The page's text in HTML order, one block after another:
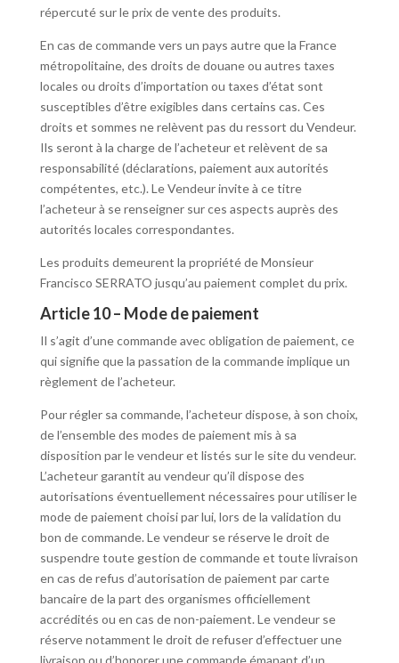
répercuté sur le prix de vente des produits.
En cas de commande vers un pays autre que la France
métropolitaine, des droits de douane ou autres taxes
locales ou droits d’importation ou taxes d’état sont
susceptibles d’être exigibles dans certains cas. Ces
droits et sommes ne relèvent pas du ressort du Vendeur.
Ils seront à la charge de l’acheteur et relèvent de sa
responsabilité (déclarations, paiement aux autorités
compétentes, etc.). Le Vendeur invite à ce titre
l’acheteur à se renseigner sur ces aspects auprès des
autorités locales correspondantes.
Les produits demeurent la propriété de Monsieur
Francisco SERRATO jusqu’au paiement complet du prix.
Article 10 – Mode de paiement
Il s’agit d’une commande avec obligation de paiement, ce
qui signifie que la passation de la commande implique un
règlement de l’acheteur.
Pour régler sa commande, l’acheteur dispose, à son choix,
de l’ensemble des modes de paiement mis à sa
disposition par le vendeur et listés sur le site du vendeur.
L’acheteur garantit au vendeur qu’il dispose des
autorisations éventuellement nécessaires pour utiliser le
mode de paiement choisi par lui, lors de la validation du
bon de commande. Le vendeur se réserve le droit de
suspendre toute gestion de commande et toute livraison
en cas de refus d’autorisation de paiement par carte
bancaire de la part des organismes officiellement
accrédités ou en cas de non-paiement. Le vendeur se
réserve notamment le droit de refuser d’effectuer une
livraison ou d’honorer une commande émanant d’un